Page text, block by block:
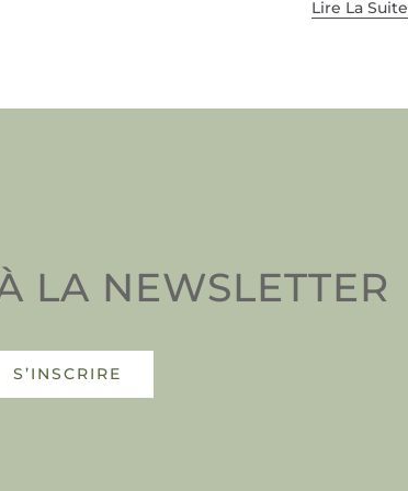
Lire La Suite
LA NEWSLETTER
S’INSCRIRE